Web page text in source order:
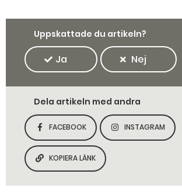
Uppskattade du artikeln?
Ja Nej
Dela artikeln med andra
DELA SIDAN PÅ
FACEBOOK
DELA
INSTAGRAM
KOPIERA SIDANS LÄNK
KOPIERA LÄNK